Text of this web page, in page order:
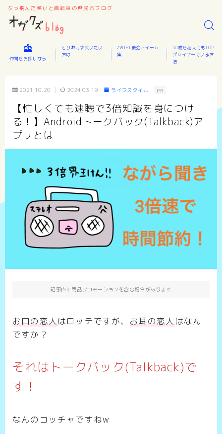
ぶっ飛んだ笑いと自転車の庶民派ブログ
仲間をお探しなら
とりあえず笑いたい
方は
ZWIFT最強アイテム
集
50歳を超えてもTOP
プレイヤーでいる方
法
2021.10.20 2024.03.19 ライフスタイル PR
【忙しくても速聴で3倍知識を身につけ
る！】Androidトークバック(Talkback)ア
プリとは
記事内に商品プロモーションを含む場合があります
お口の恋人 はロッテですが、 お耳の恋人 はなん
ですか？
それはトークバック(Talkback)で
す！
なんのコッチャですねw